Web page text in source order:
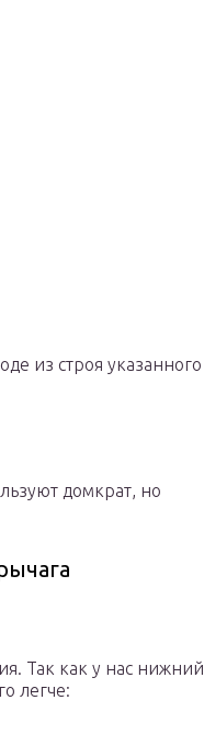
из строя указанного
домкрат, но
Так как у нас нижний
легче: